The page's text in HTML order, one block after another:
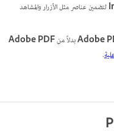
لتضمين عناصر مثل الأزرار والمشاهد
Adobeبدلاً منAdobe PDF
.